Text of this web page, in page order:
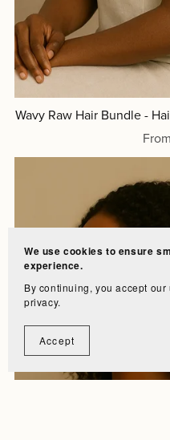
Wavy Raw Hair Bundle -
We use cookies to ensure
experience.
By continuing, you accept
privacy.
Accept